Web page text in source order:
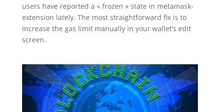
users have reported a « frozen » state in metamask-
extension lately. The most straightforward fix is to
increase the gas limit manually in your wallet’s edit
screen.